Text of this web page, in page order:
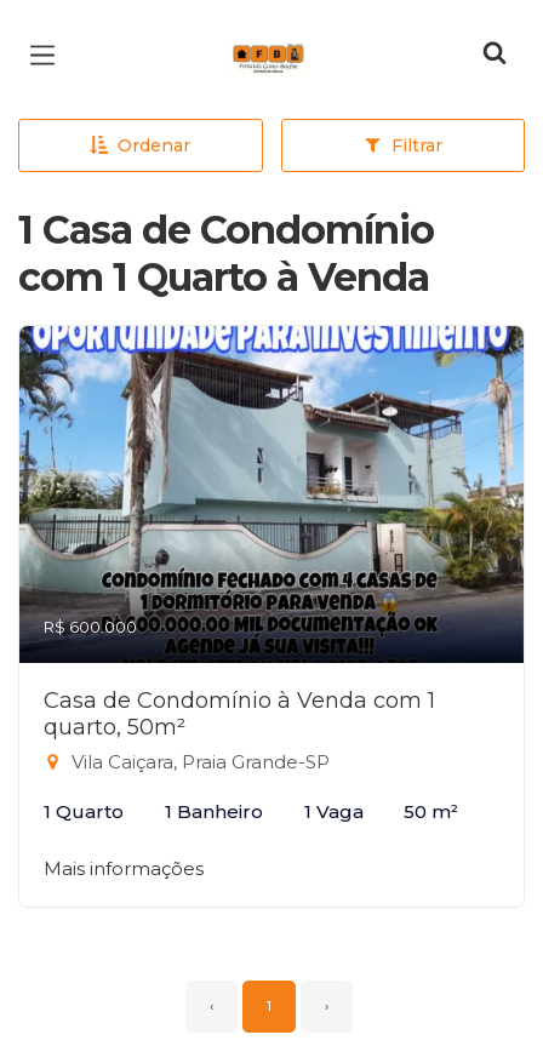
Página inicial
Ordenar Filtrar
1 Casa de Condomínio
com 1 Quarto à Venda
R$ 600.000
Casa de Condomínio à Venda com 1
quarto, 50m²
Vila Caiçara, Praia Grande-SP
1 Quarto 1 Banheiro 1 Vaga 50 m²
Mais informações
‹ 1 ›